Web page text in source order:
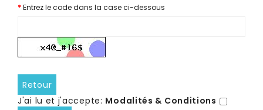
Entrez le code dans la case ci-dessous
Retour
J'ai lu et j'accepte: Modalités & Conditions